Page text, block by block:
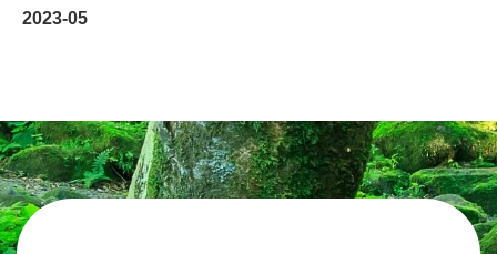
2023-05